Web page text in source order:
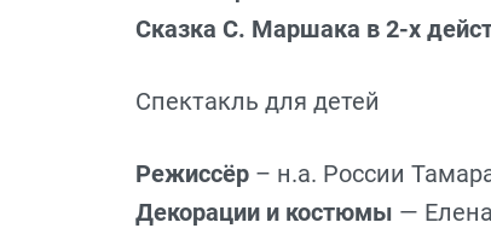
Сказка С. Маршака в 2-х
Спектакль для детей
Режиссёр – н.а. России
Декорации и костюмы —